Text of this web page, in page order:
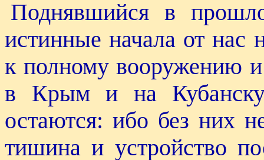
Поднявшийся в
истинные начала от нас
к полному вооружению
в Крым и на
остаются: ибо без них
тишина и устройство